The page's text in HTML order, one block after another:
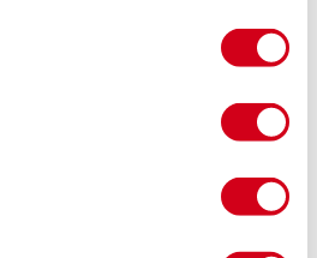
t.petschnig@pichlerluft.at
Key Account Manager Österreich